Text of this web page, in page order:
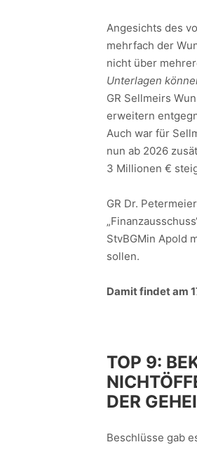
Angesichts des
mehrfach der
nicht über
Unterlagen
GR Sellmeirs
erweitern
Auch war für
nun ab 2026
3 Millionen €
GR Dr.
StvBGMin Apold
sollen.
Damit findet am
TOP 9:
DER
Beschlüsse gab